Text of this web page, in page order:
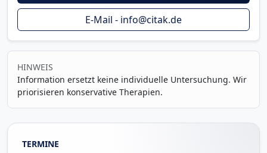
E-Mail - info@citak.de
HINWEIS
Information ersetzt keine individuelle Untersuchung. Wir
priorisieren konservative Therapien.
TERMINE